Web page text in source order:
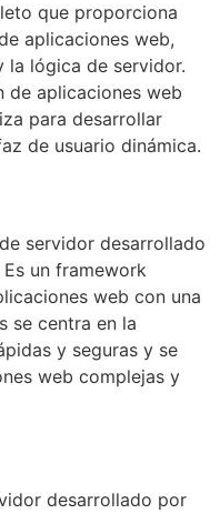
que proporciona
aplicaciones web,
la lógica de servidor.
de aplicaciones web
para desarrollar
de usuario dinámica.
servidor desarrollado
un framework
web con una
se centra en la
y seguras y se
web complejas y
desarrollado por